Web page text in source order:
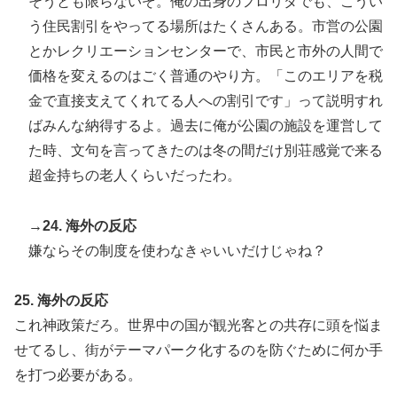
う住民割引をやってる場所はたくさんある。市営の公園
とかレクリエーションセンターで、市民と市外の人間で
価格を変えるのはごく普通のやり方。「このエリアを税
金で直接支えてくれてる人への割引です」って説明すれ
ばみんな納得するよ。過去に俺が公園の施設を運営して
た時、文句を言ってきたのは冬の間だけ別荘感覚で来る
超金持ちの老人くらいだったわ。
→24. 海外の反応
嫌ならその制度を使わなきゃいいだけじゃね？
25. 海外の反応
これ神政策だろ。世界中の国が観光客との共存に頭を悩ま
せてるし、街がテーマパーク化するのを防ぐために何か手
を打つ必要がある。